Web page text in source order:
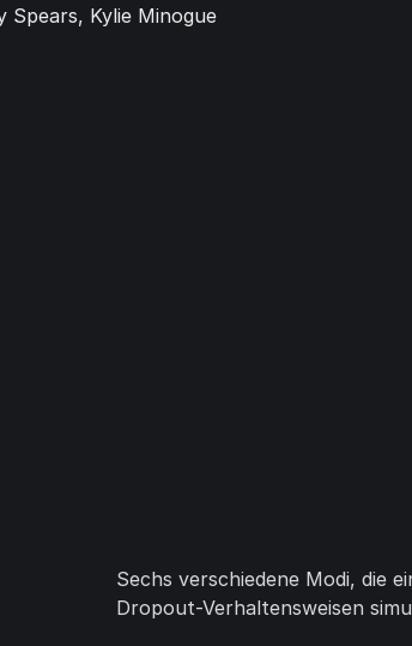
Spears, Kylie Minogue
Sechs verschiedene Modi, die
Dropout-Verhaltensweisen